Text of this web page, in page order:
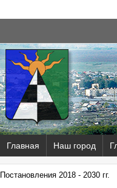
Главная Наш город
Постановления 2018 - 2030 гг.